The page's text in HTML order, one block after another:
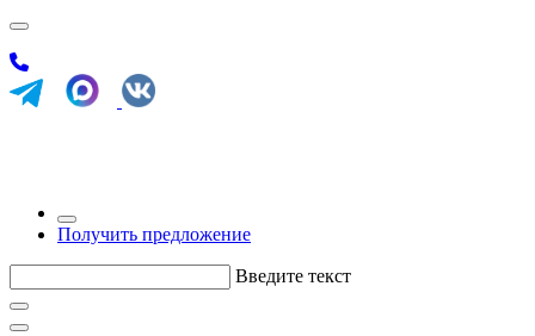
Получить предложение
Введите текст